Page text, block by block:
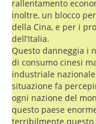
rallentamento
inoltre, un blocco
della Cina, e per i
dell’Italia.
Questo danneggia i
di consumo cinesi
industriale
situazione fa
ogni nazione del
questo paese
terribilmente questo